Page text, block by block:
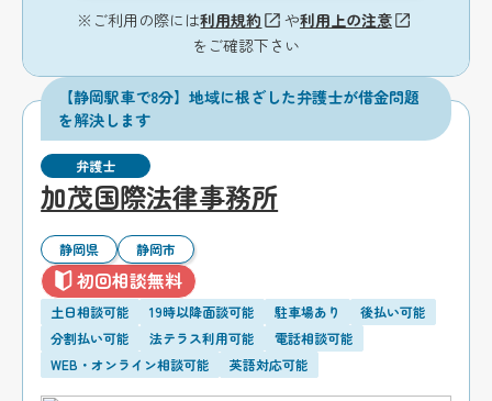
※ご利用の際には利用規約 や利用上の注意
をご確認下さい
【静岡駅車で8分】地域に根ざした弁護士が借金問題
を解決します
弁護士
加茂国際法律事務所
静岡県 静岡市
初回相談無料
土日相談可能 19時以降面談可能 駐車場あり
後払い可能
分割払い可能
法テラス利用可能
電話相談可能
WEB・オンライン相談可能
英語対応可能